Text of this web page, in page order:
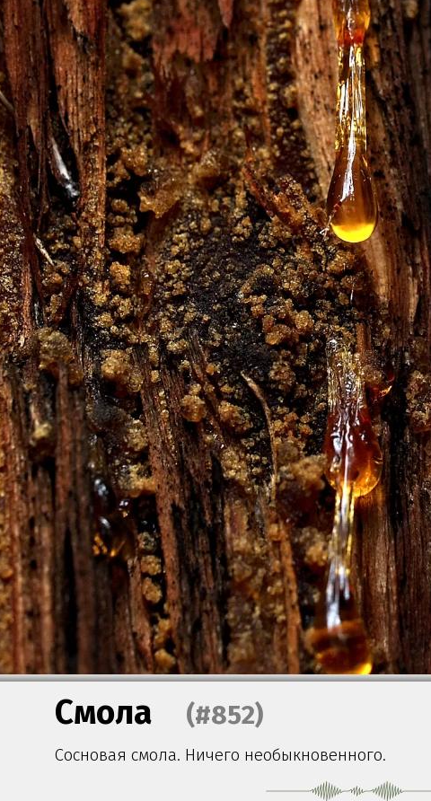
Смола (#852)
Сосновая смола. Ничего необыкновенного.